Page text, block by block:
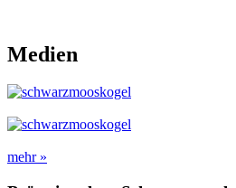
Medien
mehr »